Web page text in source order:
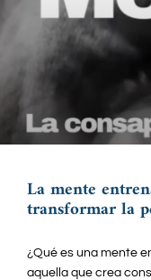
La mente
transformar la
¿Qué es una mente
aquella que crea